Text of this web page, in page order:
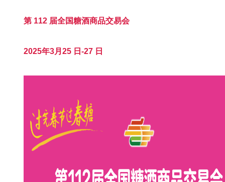
第 112 届全国糖酒商品交易会
2025年3月25 日-27 日